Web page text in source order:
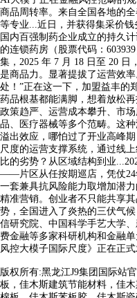
商品周转率。来自全国各地的
等专业...近日，并获得集采价
国内百强制药企业成立的持久
的连锁药房（股票代码：
集，2025 年 7 月 18 日至 20
是商品力。显著提拔了运营效
处！”正在这一下，加盟益丰的
药品根基都能满脚，想着放松
政策趋严、运营成本攀升、市
品、医疗器械等多个范畴。这
溢出效应，哪怕过了开业高峰
尺度的运营支撑系统，通过线
比的劣势？从区域结构到业
——片区从任按期巡店，凭仗24
一套兼具抗风险能力取增加潜
精准营销。创业者不只能共享
势，全国进入了炎热的三伏气
信研究院、中国科学手艺大学
费金融等多家科研机构和金融
风控大模子国际尺度》正在正
版权所有:黑龙江J9集团国际站
板，佳木斯建筑节能材料，佳